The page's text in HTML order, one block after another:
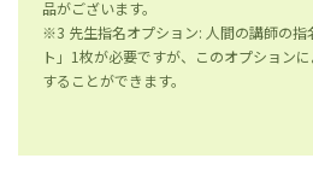
品がございます。
※3 先生指名オプション: 人間の講師の指
ト」1枚が必要ですが、このオプション
することができます。